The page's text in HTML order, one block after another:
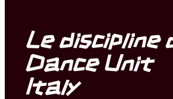
Le discipline
Dance Unit
Italy